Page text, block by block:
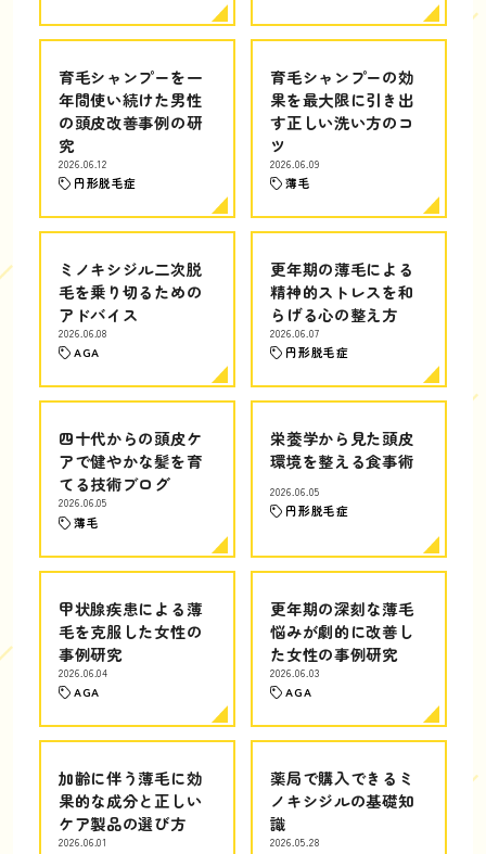
育毛シャンプーを一
年間使い続けた男性
の頭皮改善事例の研
究
2026.06.12
円形脱毛症
育毛シャンプーの効
果を最大限に引き出
す正しい洗い方のコ
ツ
2026.06.09
薄毛
ミノキシジル二次脱
毛を乗り切るための
アドバイス
2026.06.08
AGA
更年期の薄毛による
精神的ストレスを和
らげる心の整え方
2026.06.07
円形脱毛症
四十代からの頭皮ケ
アで健やかな髪を育
てる技術ブログ
2026.06.05
薄毛
栄養学から見た頭皮
環境を整える食事術
2026.06.05
円形脱毛症
甲状腺疾患による薄
毛を克服した女性の
事例研究
2026.06.04
AGA
更年期の深刻な薄毛
悩みが劇的に改善し
た女性の事例研究
2026.06.03
AGA
加齢に伴う薄毛に効
果的な成分と正しい
ケア製品の選び方
2026.06.01
薬局で購入できるミ
ノキシジルの基礎知
識
2026.05.28